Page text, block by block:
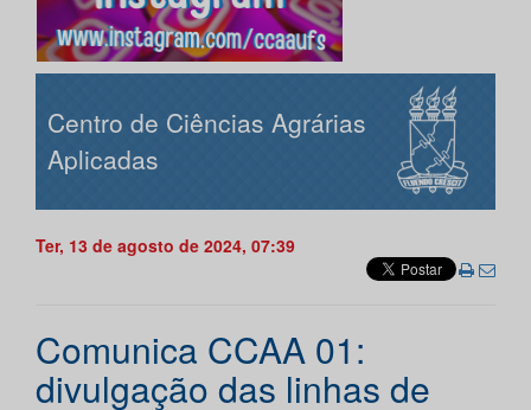
Centro de Ciências Agrárias
Aplicadas
Ter, 13 de agosto de 2024, 07:39
Comunica CCAA 01:
divulgação das linhas de